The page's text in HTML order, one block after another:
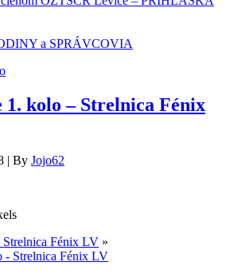
a SPRÁVCOVIA
1. kolo – Strelnica Fénix
| By Jojo62
Strelnica Fénix LV »
- Strelnica Fénix LV